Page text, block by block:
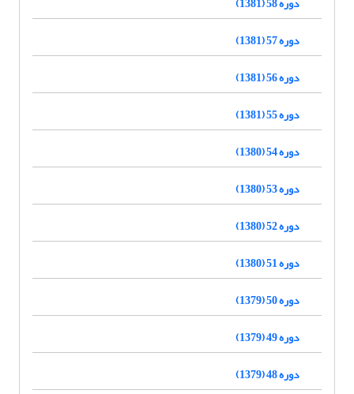
دوره 57 (1381)
دوره 56 (1381)
دوره 55 (1381)
دوره 54 (1380)
دوره 53 (1380)
دوره 52 (1380)
دوره 51 (1380)
دوره 50 (1379)
دوره 49 (1379)
دوره 48 (1379)